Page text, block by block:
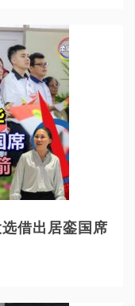
借出居銮国席